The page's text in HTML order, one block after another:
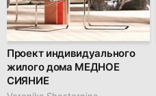
Проект индивидуального
жилого дома МЕДНОЕ
СИЯНИЕ